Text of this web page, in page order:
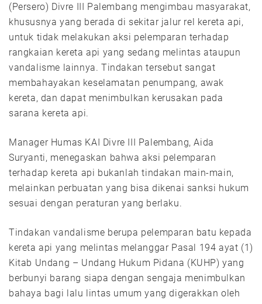
(Persero) Divre III Palembang mengimbau masyarakat,
khususnya yang berada di sekitar jalur rel kereta api,
untuk tidak melakukan aksi pelemparan terhadap
rangkaian kereta api yang sedang melintas ataupun
vandalisme lainnya. Tindakan tersebut sangat
membahayakan keselamatan penumpang, awak
kereta, dan dapat menimbulkan kerusakan pada
sarana kereta api.
Manager Humas KAI Divre III Palembang, Aida
Suryanti, menegaskan bahwa aksi pelemparan
terhadap kereta api bukanlah tindakan main-main,
melainkan perbuatan yang bisa dikenai sanksi hukum
sesuai dengan peraturan yang berlaku.
Tindakan vandalisme berupa pelemparan batu kepada
kereta api yang melintas melanggar Pasal 194 ayat (1)
Kitab Undang – Undang Hukum Pidana (KUHP) yang
berbunyi barang siapa dengan sengaja menimbulkan
bahaya bagi lalu lintas umum yang digerakkan oleh